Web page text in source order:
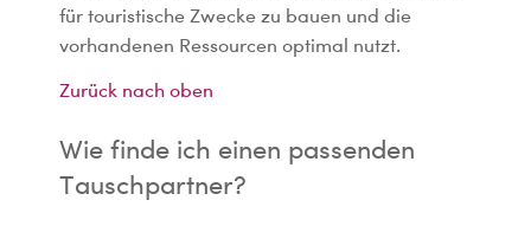
für touristische Zwecke zu bauen und die
vorhandenen Ressourcen optimal nutzt.
Zurück nach oben
Wie finde ich einen passenden
Tauschpartner?